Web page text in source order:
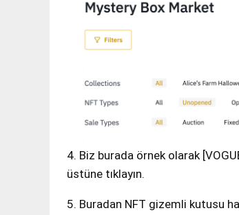
4. Biz burada örnek olarak
üstüne tıklayın.
5. Buradan NFT gizemli kutusu